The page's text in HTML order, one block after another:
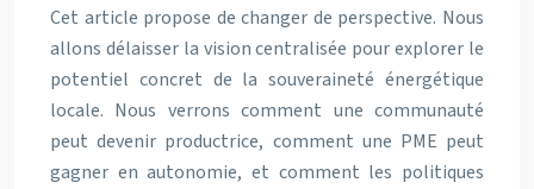
Cet article propose de changer de perspective. Nous
allons délaisser la vision centralisée pour explorer le
potentiel concret de la souveraineté énergétique
locale. Nous verrons comment une communauté
peut devenir productrice, comment une PME peut
gagner en autonomie, et comment les politiques